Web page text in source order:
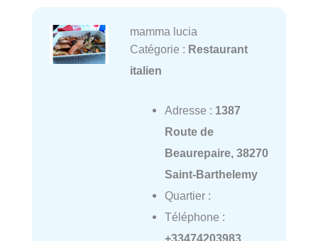
mamma lucia
Catégorie : Restaurant
italien
Adresse : 1387
Route de
Beaurepaire, 38270
Saint-Barthelemy
Quartier :
Téléphone :